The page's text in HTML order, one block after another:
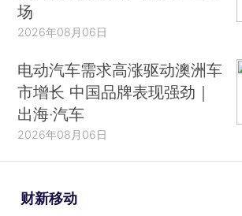
场
2026年08月06日
电动汽车需求高涨驱动澳洲车
市增长 中国品牌表现强劲｜
出海·汽车
2026年08月06日
财新移动